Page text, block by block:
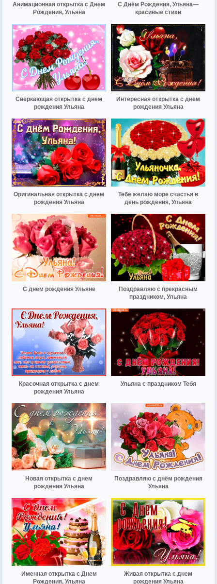
Анимационная открытка с Днем
Рождения, Ульяна
С Днём Рождения, Ульяна—
красивые стихи
Сверкающая открытка с днем
рождения Ульяна
Интересная открытка с днем
рождения Ульяна
Оригинальная открытка с днем
рождения Ульяна
Тебе желаю море счастья в
день рождения, Ульяна
С днём рождения Ульяне
Поздравляю с прекрасным
праздником, Ульяна
Красочная открытка с днем
рождения Ульяна
Ульяна с праздником Тебя
Новая открытка с днем
рождения Ульяна
Поздравляю с днём рождения
Ульяна
Именная открытка с Днем
Рождения, Ульяна
Живая открытка с днем
рождения Ульяна